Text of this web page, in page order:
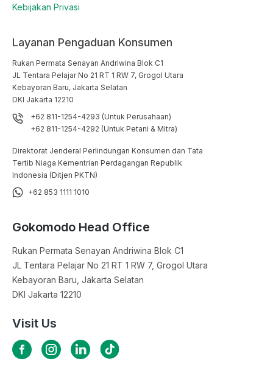
Kebijakan Privasi
Layanan Pengaduan Konsumen
Rukan Permata Senayan Andriwina Blok C1
JL Tentara Pelajar No 21 RT 1 RW 7, Grogol Utara
Kebayoran Baru, Jakarta Selatan
DKI Jakarta 12210
+62 811-1254-4293 (Untuk Perusahaan)
+62 811-1254-4292 (Untuk Petani & Mitra)
Direktorat Jenderal Perlindungan Konsumen dan Tata
Tertib Niaga Kementrian Perdagangan Republik
Indonesia (Ditjen PKTN)
+62 853 1111 1010
Gokomodo Head Office
Rukan Permata Senayan Andriwina Blok C1
JL Tentara Pelajar No 21 RT 1 RW 7, Grogol Utara
Kebayoran Baru, Jakarta Selatan
DKI Jakarta 12210
Visit Us